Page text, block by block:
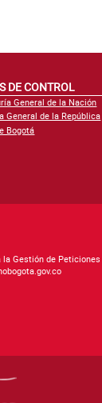
DE CONTROL
General de la Nación
General de la República
Bogotá
Gestión de Peticiones